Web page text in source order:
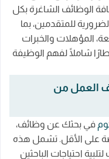
الوظائف الشاغرة بكل
للمتقدمين، بما
المؤهلات والخبرات
شاملًا لفهم الوظيفة
العمل من
في بحثك عن وظائف،
لديك أكثر من 63,400 فرصة على الأقل. تشمل هذه
احتياجات الباحثين